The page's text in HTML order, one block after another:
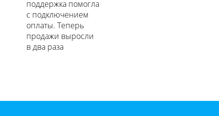
поддержка помогла
с подключением
оплаты. Теперь
продажи выросли
в два раза